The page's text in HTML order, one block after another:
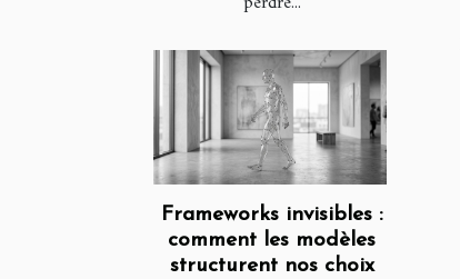
Frameworks invisibles :
comment les modèles
structurent nos choix